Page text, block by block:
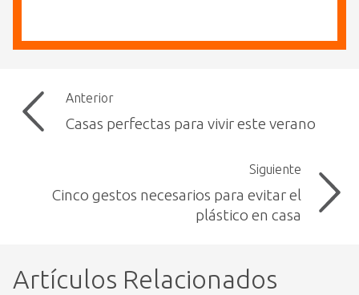
Anterior
Casas perfectas para vivir este verano
Siguiente
Cinco gestos necesarios para evitar el
plástico en casa
Artículos Relacionados